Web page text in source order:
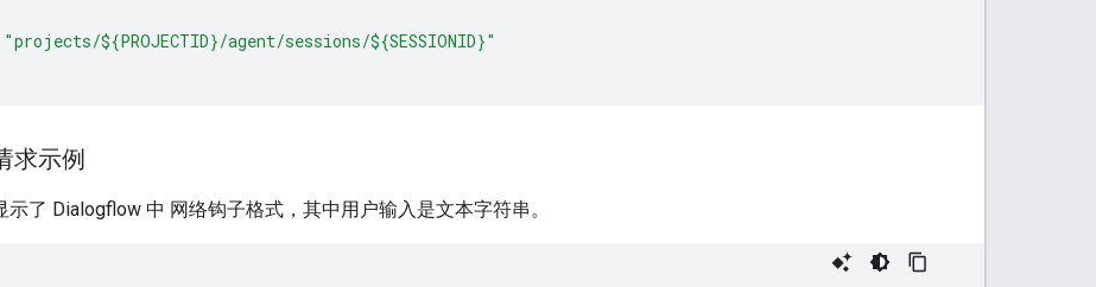
"projects/${PROJECTID}/agent/sessions/${SESSIONID}"
求示例
示了 Dialogflow 中 网络钩子格式，其中用户输入是文本字符串。